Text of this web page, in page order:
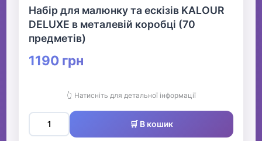
Набір для малюнку та ескізів KALOUR
DELUXE в металевій коробці (70
предметів)
1190 грн
👆 Натисніть для детальної інформації
🛒 В кошик